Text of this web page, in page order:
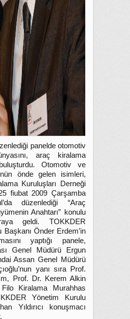
panelde otomotiv
araç kiralama
Otomotiv ve
önde gelen isimleri,
Kuruluşları Derneği
fiubat 2009 Çarşamba
düzenlediği “Araç
Anahtarı” konulu
geldi. TOKKDER
Başkanı Önder Erdem’in
yaptığı panele,
Genel Müdürü Ergun
Assan Genel Müdürü
yanı sıra Prof.
Prof. Dr. Kerem Alkin
Kiralama Murahhas
Yönetim Kurulu
Yıldırıcı konuşmacı